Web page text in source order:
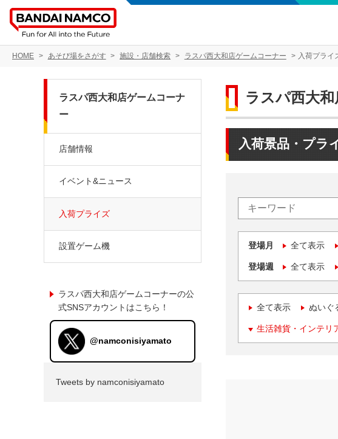
HOME あそび場をさがす 施設・店舗検索 ラスパ西大和店ゲームコーナー 入荷プライ
ラスパ西大
入荷景品・プラ
登場月 全て表示
登場週 全て表示
全て表示 ぬいぐ
生活雑貨・インテリ
ラスパ西大和店ゲームコーナ
ー
店舗情報
イベント&ニュース
入荷プライズ
設置ゲーム機
ラスパ西大和店ゲームコーナーの公
式SNSアカウントはこちら！
@namconisiyamato
Tweets by namconisiyamato